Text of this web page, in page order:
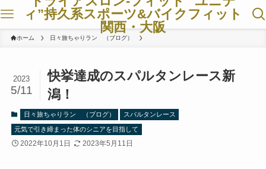
ィ”持久系スポーツ&バイクフィット
関西・大阪
ホーム 日々旅ちゃりラン （ブログ）
快挙達成のスパルタンレース新
潟！
2023
5/11
日々旅ちゃりラン （ブログ） スパルタンレース
元気で引き締まった体のシニアを目指して
2022年10月1日 2023年5月11日